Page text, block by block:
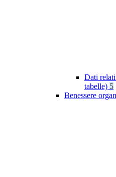
Dati
tabelle) 5
Benessere